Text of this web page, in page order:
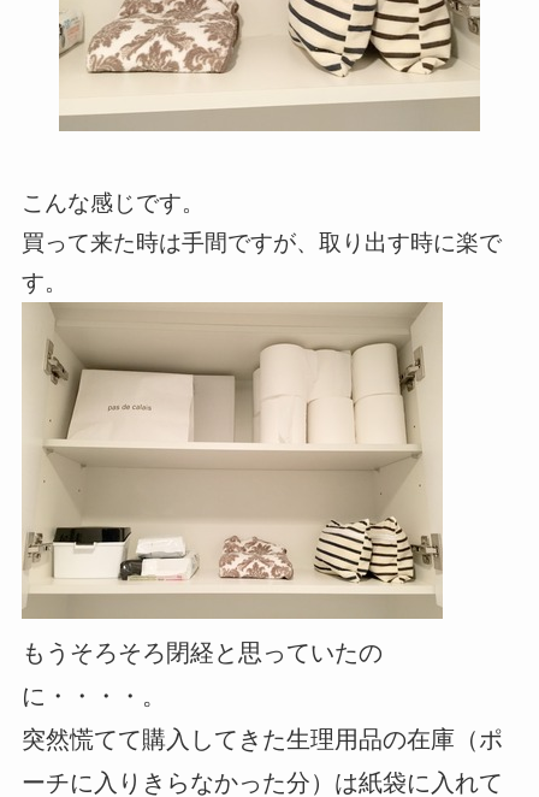
こんな感じです。
買って来た時は手間ですが、取り出す時に楽で
す。
もうそろそろ閉経と思っていたの
に・・・・。
突然慌てて購入してきた生理用品の在庫（ポ
ーチに入りきらなかった分）は紙袋に入れて